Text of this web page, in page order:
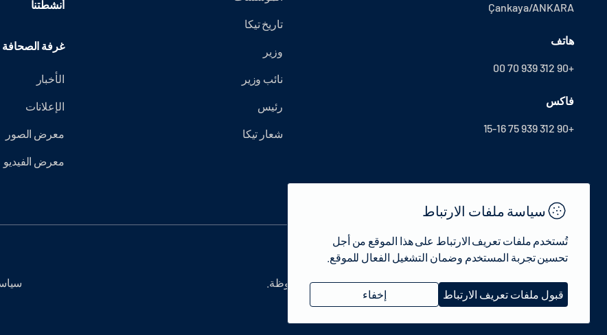
Çankaya/ANKARA
هاتف
+90 312 939 70 00
فاكس
+90 312 939 75 15-16
تاريخ تيكا
وزير
نائب وزير
رئيس
شعار تيكا
أنشطتنا
غرفة الصحافة
الأخبار
الإعلانات
معرض الصور
معرض الفيديو
© 2022 جمهورية تركيا وزارة الثقافة والسياحة - جميع الحقوق محفوظة.
سياسة ملفات الارتباط
تُستخدم ملفات تعريف الارتباط على هذا الموقع من أجل
تحسين تجربة المستخدم وضمان التشغيل الفعال للموقع.
قبول ملفات تعريف الارتباط إخفاء